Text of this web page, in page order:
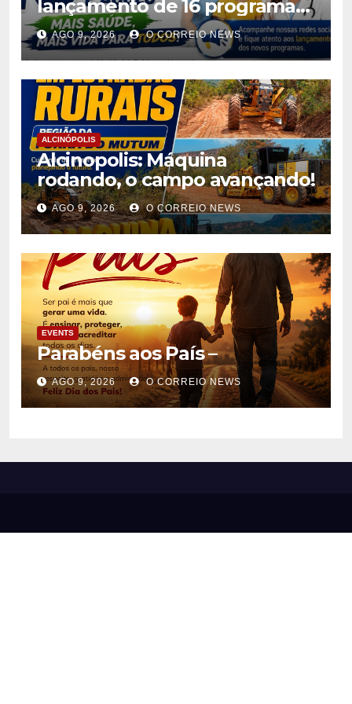
lançamento de 16 programas
de saúde para ampliar
atendimento à população
AGO 9, 2026 O CORREIO NEWS
ALCINÓPOLIS
Alcinopolis: Máquina
rodando, o campo avançando!
AGO 9, 2026 O CORREIO NEWS
EVENTS
Parabéns aos País –
AGO 9, 2026 O CORREIO NEWS